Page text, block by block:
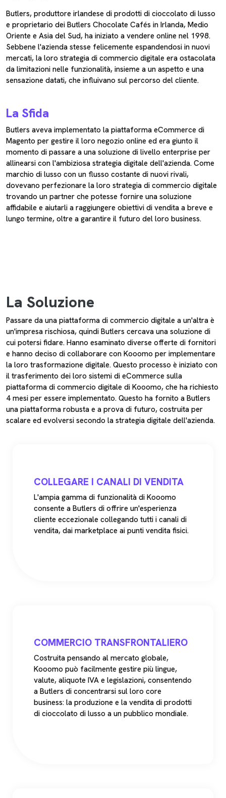
Butlers, produttore irlandese di prodotti di cioccolato di lusso
e proprietario dei Butlers Chocolate Cafés in Irlanda, Medio
Oriente e Asia del Sud, ha iniziato a vendere online nel 1998.
Sebbene l'azienda stesse felicemente espandendosi in nuovi
mercati, la loro strategia di commercio digitale era ostacolata
da limitazioni nelle funzionalità, insieme a un aspetto e una
sensazione datati, che influivano sul percorso del cliente.
La Sfida
Butlers aveva implementato la piattaforma eCommerce di
Magento per gestire il loro negozio online ed era giunto il
momento di passare a una soluzione di livello enterprise per
allinearsi con l'ambiziosa strategia digitale dell'azienda. Come
marchio di lusso con un flusso costante di nuovi rivali,
dovevano perfezionare la loro strategia di commercio digitale
trovando un partner che potesse fornire una soluzione
affidabile e aiutarli a raggiungere obiettivi di vendita a breve e
lungo termine, oltre a garantire il futuro del loro business.
La Soluzione
Passare da una piattaforma di commercio digitale a un'altra è
un'impresa rischiosa, quindi Butlers cercava una soluzione di
cui potersi fidare. Hanno esaminato diverse offerte di fornitori
e hanno deciso di collaborare con Kooomo per implementare
la loro trasformazione digitale. Questo processo è iniziato con
il trasferimento dei loro sistemi di eCommerce sulla
piattaforma di commercio digitale di Kooomo, che ha richiesto
4 mesi per essere implementato. Questo ha fornito a Butlers
una piattaforma robusta e a prova di futuro, costruita per
scalare ed evolversi secondo la strategia digitale dell'azienda.
COLLEGARE I CANALI DI VENDITA
L'ampia gamma di funzionalità di Kooomo
consente a Butlers di offrire un'esperienza
cliente eccezionale collegando tutti i canali di
vendita, dai marketplace ai punti vendita fisici.
COMMERCIO TRANSFRONTALIERO
Costruita pensando al mercato globale,
Kooomo può facilmente gestire più lingue,
valute, aliquote IVA e legislazioni, consentendo
a Butlers di concentrarsi sul loro core
business: la produzione e la vendita di prodotti
di cioccolato di lusso a un pubblico mondiale.